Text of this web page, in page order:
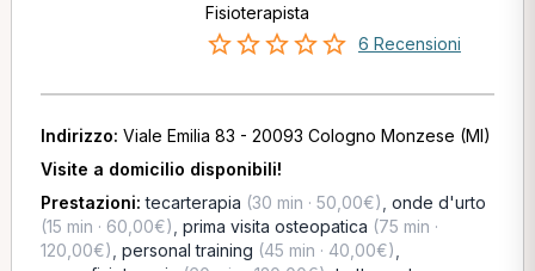
Fisioterapista
6 Recensioni
Indirizzo: Viale Emilia 83 - 20093 Cologno Monzese (MI)
Visite a domicilio disponibili!
Prestazioni:tecarterapia (30 min · 50,00€) onde d'urto
(15 min · 60,00€) prima visita osteopatica (75 min ·
120,00€) personal training (45 min · 40,00€)